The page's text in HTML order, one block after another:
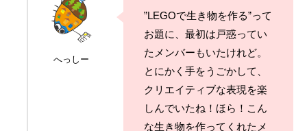
へっしー
”LEGOで生き物を作る”って
お題に、最初は戸惑ってい
たメンバーもいたけれど。
とにかく手をうごかして、
クリエイティブな表現を楽
しんでいたね！ほら！こん
な生き物を作ってくれたメ